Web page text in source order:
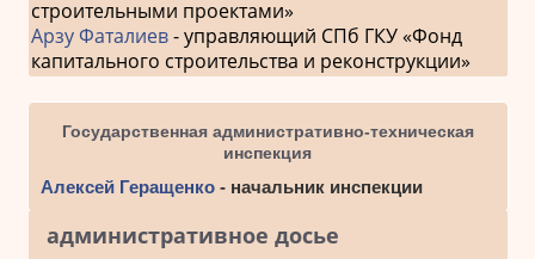
строительными проектами»
Арзу Фаталиев- управляющий СПб ГКУ «Фонд
капитального строительства и реконструкции»
Государственная административно-техническая
инспекция
Алексей Геращенко- начальник инспекции
административное досье